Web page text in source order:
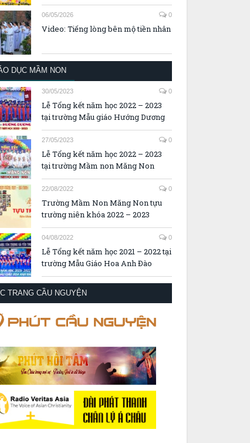
06/05/2026 0
Video: Tiếng lòng bên mộ tiền nhân
DỤC MẦM NON
30/05/2023 0
Lễ Tổng kết năm học 2022 – 2023
tại trường Mẫu giáo Hướng Dương
27/05/2023 0
Lễ Tổng kết năm học 2022 – 2023
tại trường Mầm non Măng Non
22/08/2022 0
Trường Mầm Non Măng Non tựu
trường niên khóa 2022 – 2023
04/08/2022 0
Lễ Tổng kết năm học 2021 – 2022 tại
trường Mẫu Giáo Hoa Anh Đào
TRANG CẦU NGUYỆN